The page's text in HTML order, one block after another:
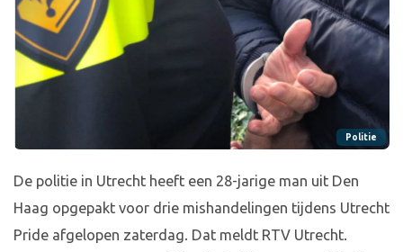
Politie
De politie in Utrecht heeft een 28-jarige man uit Den
Haag opgepakt voor drie mishandelingen tijdens Utrecht
Pride afgelopen zaterdag. Dat meldt RTV Utrecht.